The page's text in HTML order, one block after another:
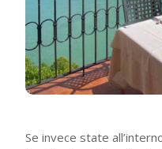
Se invece state